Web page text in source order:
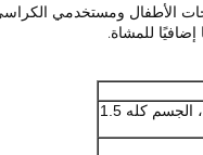
الأطفال ومستخدمي
للمشاة.
SUS304 الفولاذ المقاوم للصدأ المصقول ، الغطاء العلوي 2.0 مم ، الجسم كله 1.5